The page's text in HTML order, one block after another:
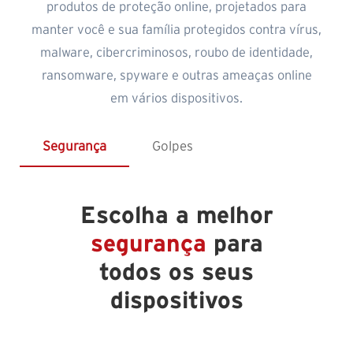
produtos de proteção online, projetados para
manter você e sua família protegidos contra vírus,
malware, cibercriminosos, roubo de identidade,
ransomware, spyware e outras ameaças online
em vários dispositivos.
Segurança Golpes
Escolha a melhor
segurança para
todos os seus
dispositivos